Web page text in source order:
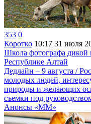
353 0
Коротко 10:17 31 июля
Школа фотографа
Республике Алтай
Дедлайн – 9 августа /
молодых людей,
природы и желающих
съемки под
Анонсы «ММ»